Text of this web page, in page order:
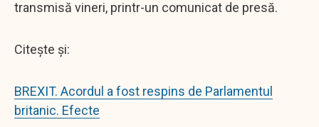
transmisă vineri, printr-un comunicat de presă.
Citește și:
BREXIT. Acordul a fost respins de Parlamentul
britanic. Efecte